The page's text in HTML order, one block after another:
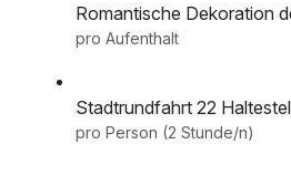
Romantische Dekoration
pro Aufenthalt
Stadtrundfahrt 22
pro Person (2 Stunde/n)